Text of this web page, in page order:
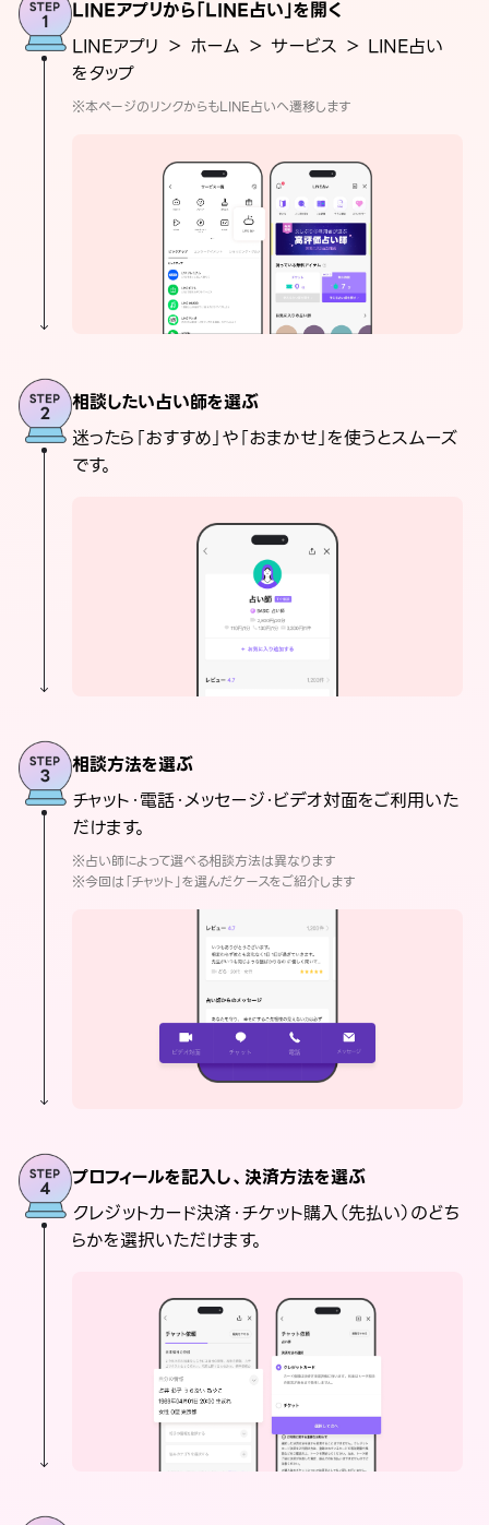
LINEアプリから「LINE占い」を開く
LINEアプリ ＞ ホーム ＞ サービス ＞ LINE占い
をタップ
※本ページのリンクからもLINE占いへ遷移します
相談したい占い師を選ぶ
迷ったら「おすすめ」や「おまかせ」を使うとスムーズ
です。
相談方法を選ぶ
チャット・電話・メッセージ・ビデオ対面をご利用いた
だけます。
※占い師によって選べる相談方法は異なります
※今回は「チャット」を選んだケースをご紹介します
プロフィールを記入し、決済方法を選ぶ
クレジットカード決済・チケット購入（先払い）のどち
らかを選択いただけます。